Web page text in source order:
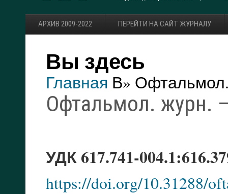
АРХИВ 2009-2022 ПЕРЕЙТИ НА САЙТ ЖУРНАЛУ
Вы здесь
Главная В»
Офтальмол. журн.
УДК 617.741-
https://doi.org/10.31288/